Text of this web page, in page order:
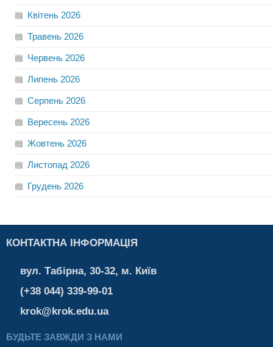
Квітень 2026
Травень 2026
Червень 2026
Липень 2026
Серпень 2026
Вересень 2026
Жовтень 2026
Листопад 2026
Грудень 2026
КОНТАКТНА ІНФОРМАЦІЯ
вул. Табірна, 30-32, м. Київ
(+38 044) 339-99-01
krok@krok.edu.ua
БУДЬТЕ ЗАВЖДИ З НАМИ